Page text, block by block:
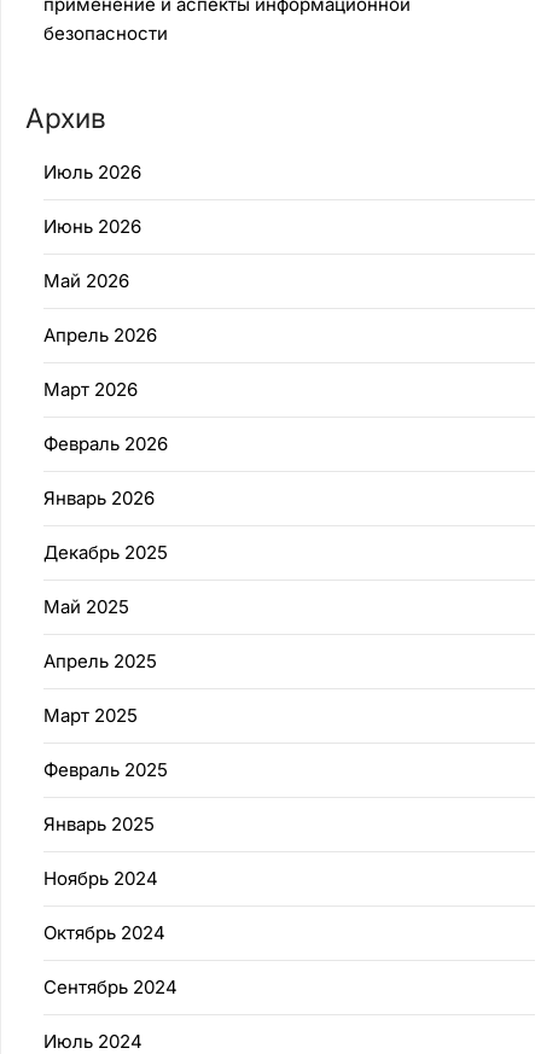
безопасности
Архив
Июль 2026
Июнь 2026
Май 2026
Апрель 2026
Март 2026
Февраль 2026
Январь 2026
Декабрь 2025
Май 2025
Апрель 2025
Март 2025
Февраль 2025
Январь 2025
Ноябрь 2024
Октябрь 2024
Сентябрь 2024
Июль 2024